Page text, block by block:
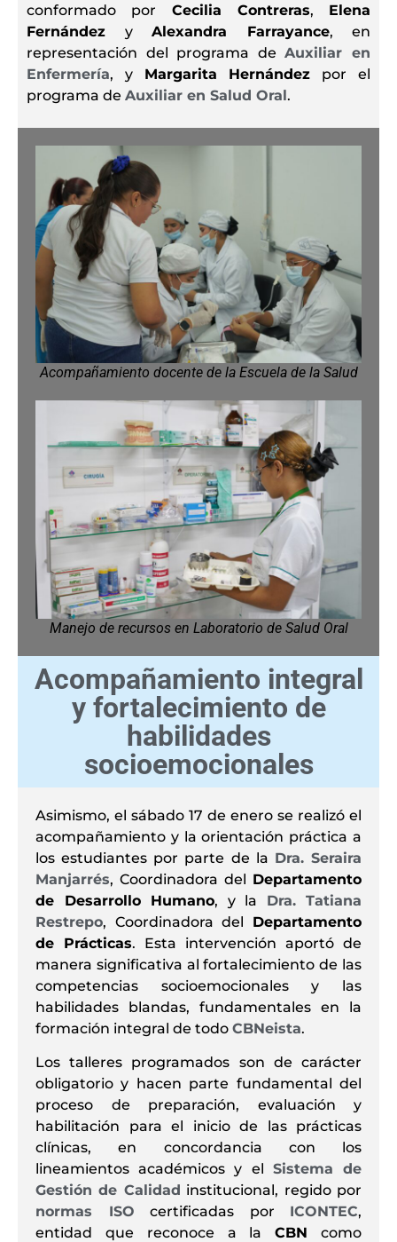
conformado por Cecilia Contreras, Elena
Fernández y Alexandra Farrayance, en
representación del programa deAuxiliar en
Enfermería, y Margarita Hernández por el
programa de Auxiliar en Salud Oral.
Acompañamiento docente de la Escuela de la Salud
Manejo de recursos en Laboratorio de Salud Oral
Acompañamiento integral
y fortalecimiento de
habilidades
socioemocionales
Asimismo, el sábado 17 de enero se realizó el
acompañamiento y la orientación práctica a
los estudiantes por parte de la Dra. Seraira
Manjarrés, Coordinadora del Departamento
de Desarrollo Humano, y la Dra. Tatiana
Restrepo, Coordinadora del Departamento
de Prácticas. Esta intervención aportó de
manera significativa al fortalecimiento de las
competencias socioemocionales y las
habilidades blandas, fundamentales en la
formación integral de todo CBNeista.
Los talleres programados son de carácter
obligatorio y hacen parte fundamental del
proceso de preparación, evaluación y
habilitación para el inicio de las prácticas
clínicas, en concordancia con los
lineamientos académicos y el Sistema de
Gestión de Calidad institucional, regido por
normas ISO certificadas por ICONTEC,
entidad que reconoce a laCBN como